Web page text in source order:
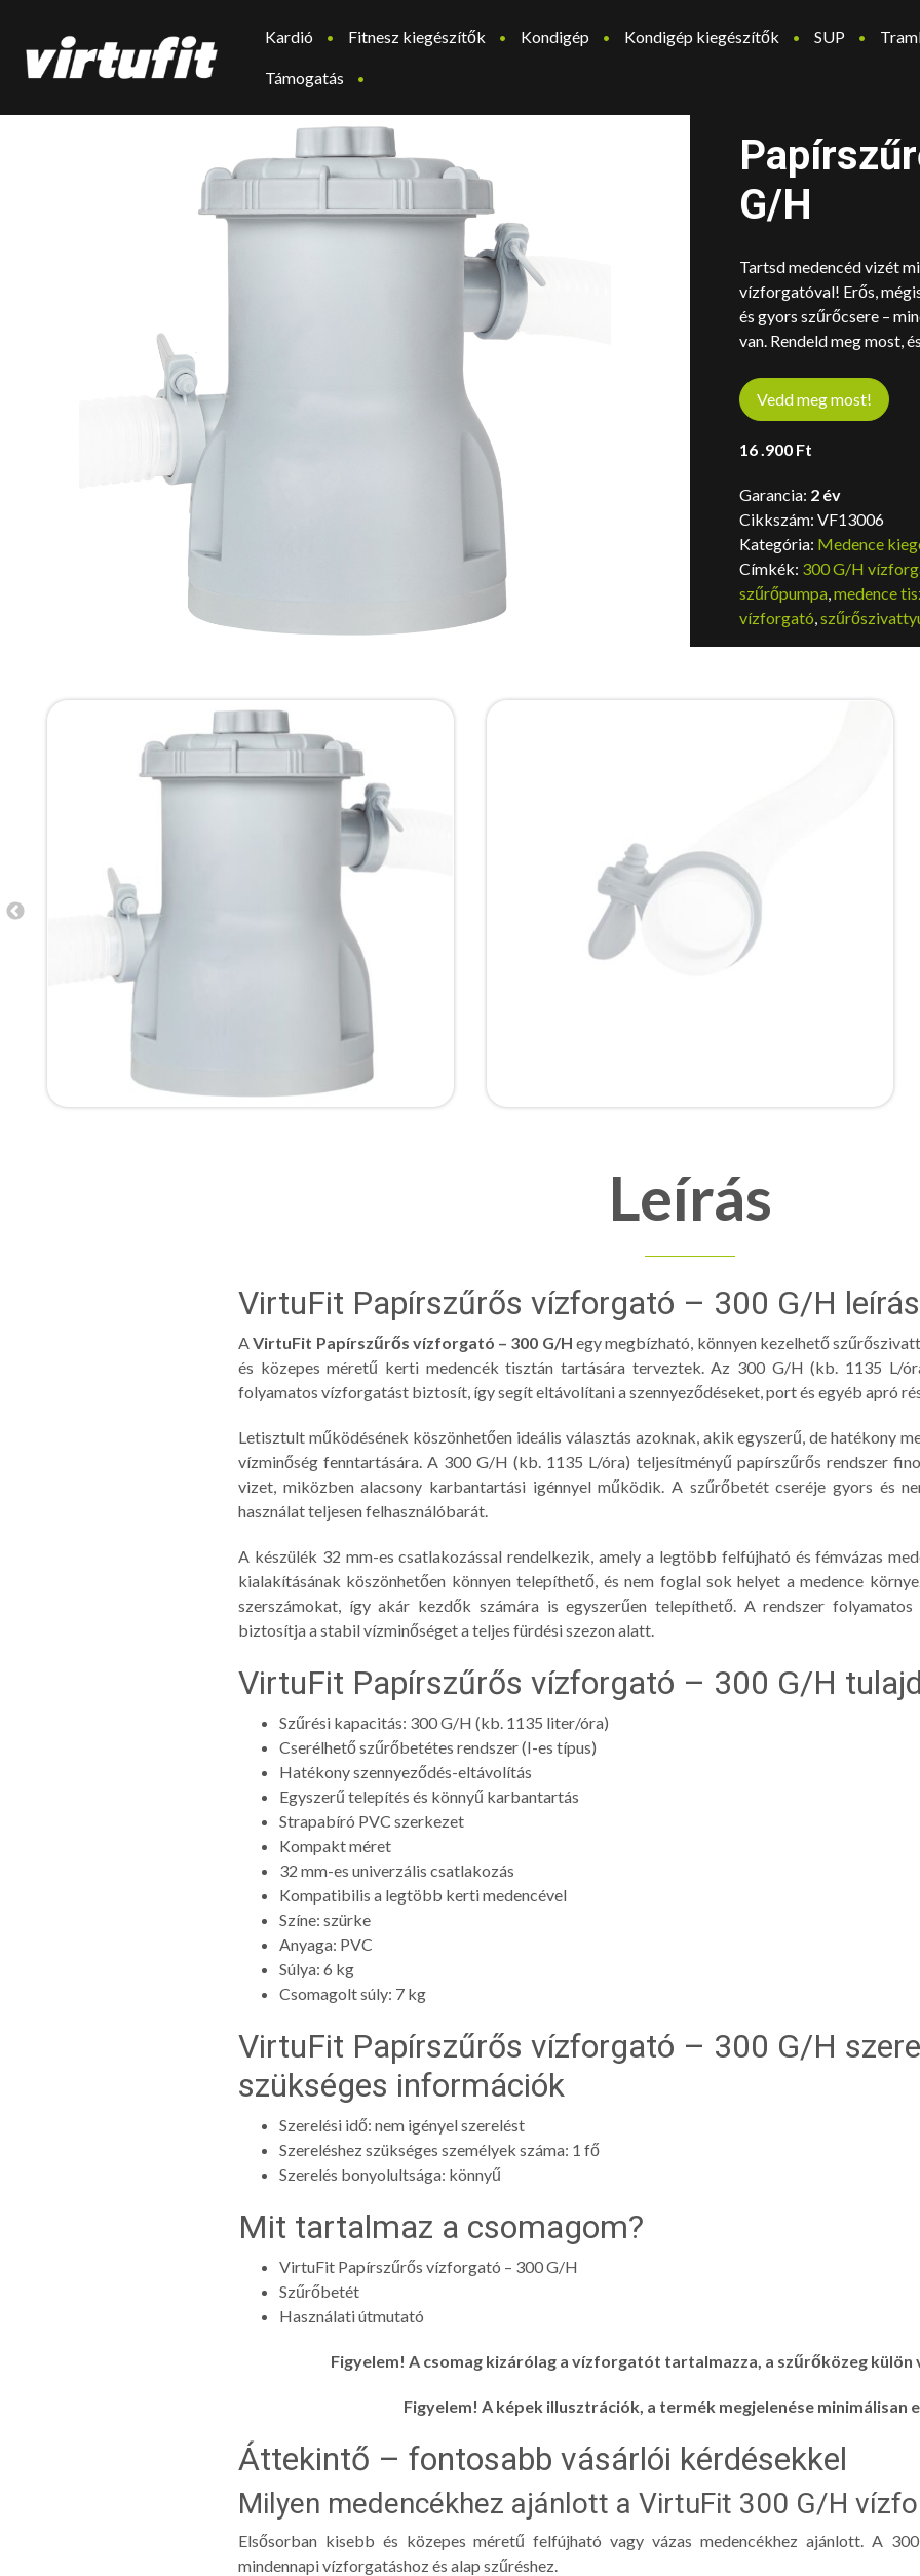
Kardió Fitnesz kiegészítők Kondigép Kondigép kiegészítők SUP
Támogatás
G/H
Tartsd medencéd vizét
vízforgatóval! Erős,
és gyors szűrőcsere –
van. Rendeld meg most,
Vedd meg most!
16 .900 Ft
Garancia: 2 év
Cikkszám: VF13006
Kategória: Medence
Címkék: 300 G/H
szűrőpumpa,medence
vízforgató,
Leírás
VirtuFit Papírszűrős vízforgató – 300 G/H
AVirtuFit Papírszűrős vízforgató – 300 G/H egy megbízható, könnyen kezelhető
és közepes méretű kerti medencék tisztán tartására terveztek. Az 300 G/H (kb. 1135 L/
folyamatos vízforgatást biztosít, így segít eltávolítani a szennyeződéseket, port és egyéb apró
Letisztult működésének köszönhetően ideális választás azoknak, akik egyszerű, de hatékony
vízminőség fenntartására. A 300 G/H (kb. 1135 L/óra) teljesítményű papírszűrős rendszer
vizet, miközben alacsony karbantartási igénnyel működik. A szűrőbetét cseréje gyors és
használat teljesen felhasználóbarát.
A készülék 32 mm-es csatlakozással rendelkezik, amely a legtöbb felfújható és fémvázas
kialakításának köszönhetően könnyen telepíthető, és nem foglal sok helyet a medence
szerszámokat, így akár kezdők számára is egyszerűen telepíthető. A rendszer
biztosítja a stabil vízminőséget a teljes fürdési szezon alatt.
VirtuFit Papírszűrős vízforgató – 300 G/H
Szűrési kapacitás: 300 G/H (kb. 1135 liter/óra)
Cserélhető szűrőbetétes rendszer (I-es típus)
Hatékony szennyeződés-eltávolítás
Egyszerű telepítés és könnyű karbantartás
Strapabíró PVC szerkezet
Kompakt méret
32 mm-es univerzális csatlakozás
Kompatibilis a legtöbb kerti medencével
Színe: szürke
Anyaga: PVC
Súlya: 6 kg
Csomagolt súly: 7 kg
VirtuFit Papírszűrős vízforgató – 300 G/H
szükséges információk
Szerelési idő: nem igényel szerelést
Szereléshez szükséges személyek száma: 1 fő
Szerelés bonyolultsága: könnyű
Mit tartalmaz a csomagom?
VirtuFit Papírszűrős vízforgató – 300 G/H
Szűrőbetét
Használati útmutató
Figyelem! A csomag kizárólag a vízforgatót tartalmazza, a szűrőközeg külön
Figyelem! A képek illusztrációk, a termék megjelenése minimálisan
Áttekintő – fontosabb vásárlói kérdésekkel
Milyen medencékhez ajánlott a VirtuFit 300 G/H
Elsősorban kisebb és közepes méretű felfújható vagy vázas medencékhez ajánlott. A
mindennapi vízforgatáshoz és alap szűréshez.